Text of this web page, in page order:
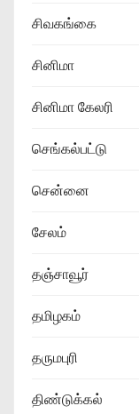
சிவகங்கை
சினிமா
சினிமா கேலரி
செங்கல்பட்டு
சென்னை
சேலம்
தஞ்சாவூர்
தமிழகம்
தருமபுரி
திண்டுக்கல்